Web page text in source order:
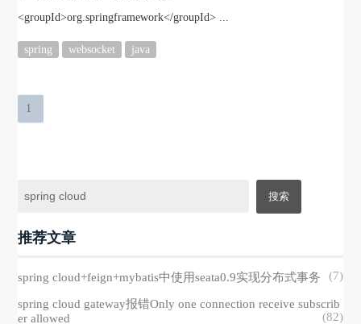
<groupId>org.springframework</groupId> ...
spring websocket java
1
推荐文章
spring cloud+feign+mybatis中使用seata0.9实现分布式事务 (7)
spring cloud gateway报错Only one connection receive subscrib
er allowed
(82)